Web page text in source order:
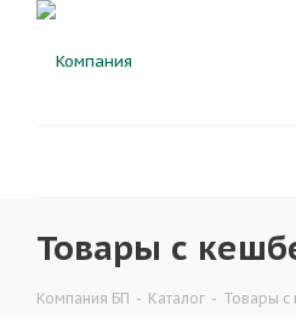
Товары с
Компания БП - Каталог - Товары с